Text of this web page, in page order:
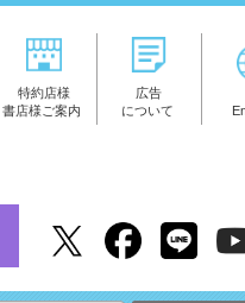
特約店様
書店様ご案内
広告
について